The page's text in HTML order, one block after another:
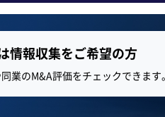
情報収集をご希望の方
業のM&A評価をチェックできます